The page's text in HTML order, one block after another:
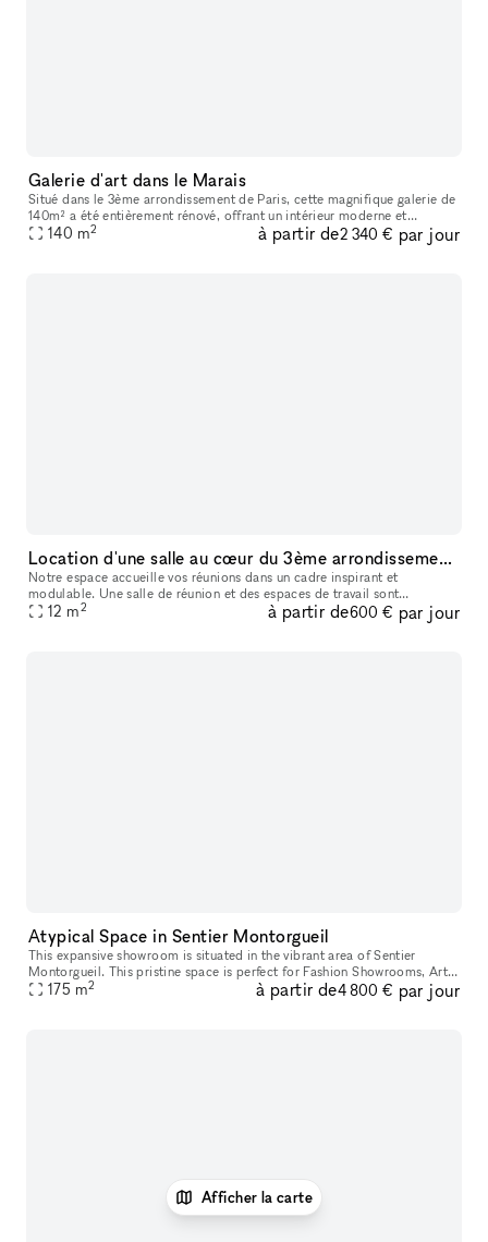
Galerie d'art dans le Marais
Situé dans le 3ème arrondissement de Paris, cette magnifique galerie de
140m² a été entièrement rénové, offrant un intérieur moderne et
attrayant. Cette galerie offre un espace polyvalent, entièremen
140 m2 à partir de2 340 € par jour
Location d'une salle au cœur du 3ème arrondissement de Paris - parfait pour réunion & showroom FW
Notre espace accueille vos réunions dans un cadre inspirant et
modulable. Une salle de réunion et des espaces de travail sont
disponibles pour répondre à vos besoins.
12 m2 à partir de600 € par jour
Atypical Space in Sentier Montorgueil
This expansive showroom is situated in the vibrant area of Sentier
Montorgueil. This pristine space is perfect for Fashion Showrooms, Art
Exhibitions and Private Events. This is a 2
175 m2 à partir de4 800 € par jour
Afficher la carte